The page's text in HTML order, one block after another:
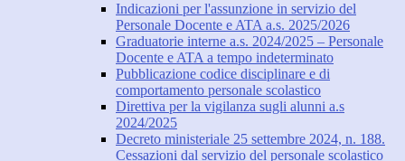
Indicazioni per l'assunzione in servizio del
Personale Docente e ATA a.s. 2025/2026
Graduatorie interne a.s. 2024/2025 – Personale
Docente e ATA a tempo indeterminato
Pubblicazione codice disciplinare e di
comportamento personale scolastico
Direttiva per la vigilanza sugli alunni a.s
2024/2025
Decreto ministeriale 25 settembre 2024, n. 188.
Cessazioni dal servizio del personale scolastico